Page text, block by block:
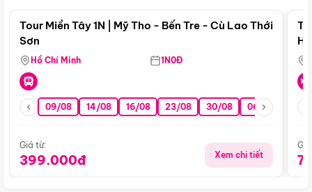
Tour Miền Tây 1N | Mỹ Tho - Bến Tre - Cù Lao Thới
Sơn
Hồ Chí Minh 1N0Đ
09/08 14/08 16/08 23/08 30/08 06/09 13/09
Giá từ:
399.000đ Xem chi tiết